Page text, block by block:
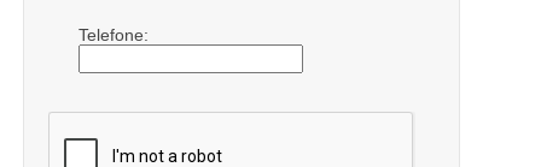
Telefone: